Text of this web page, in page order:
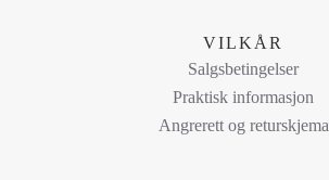
VILKÅR
Salgsbetingelser
Praktisk informasjon
Angrerett og returskjema